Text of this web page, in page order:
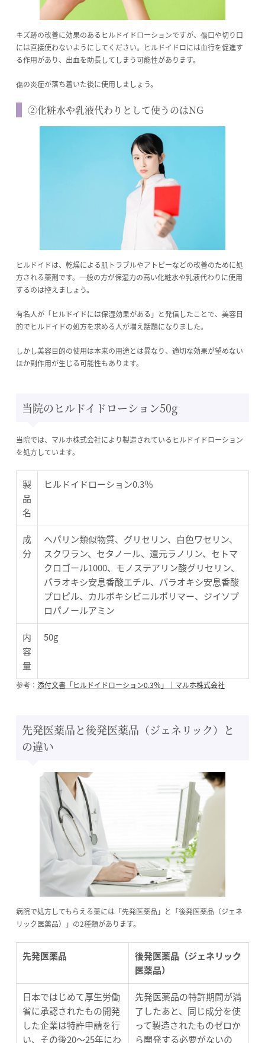
キズ跡の改善に効果のあるヒルドイドローションですが、傷口や切り口
には直接使わないようにしてください。ヒルドイドロには血行を促進す
る作用があり、出血を助長してしまう可能性があります。
傷の炎症が落ち着いた後に使用しましょう。
②化粧水や乳液代わりとして使うのはNG
ヒルドイドは、乾燥による肌トラブルやアトピーなどの改善のために処
方される薬剤です。一般の方が保湿力の高い化粧水や乳液代わりに使用
するのは控えましょう。
有名人が「ヒルドイドには保湿効果がある」と発信したことで、美容目
的でヒルドイドの処方を求める人が増え話題になりました。
しかし美容目的の使用は本来の用途とは異なり、適切な効果が望めない
ほか副作用が生じる可能性もあります。
当院のヒルドイドローション50g
当院では、マルホ株式会社により製造されているヒルドイドローション
を処方しています。
製
品
名
ヒルドイドローション0.3％
成
分
ヘパリン類似物質、グリセリン、白色ワセリン、
スクワラン、セタノール、還元ラノリン、セトマ
クロゴール1000、モノステアリン酸グリセリン、
パラオキシ安息香酸エチル、パラオキシ安息香酸
プロピル、カルボキシビニルポリマー、ジイソプ
ロパノールアミン
内
容
量
50g
参考： 添付文書「ヒルドイドローション0.3％」｜マルホ株式会社
先発医薬品と後発医薬品（ジェネリック）と
の違い
病院で処方してもらえる薬には「先発医薬品」と「後発医薬品（ジェネ
リック医薬品）」の2種類があります。
先発医薬品
後発医薬品（ジェネリック
医薬品）
日本ではじめて厚生労働
省に承認されたもの開発
した企業は特許申請を行
い、その後20～25年にわ
先発医薬品の特許期間が満
了したあと、同じ成分を使
って製造されたものゼロか
ら開発する必要がないの